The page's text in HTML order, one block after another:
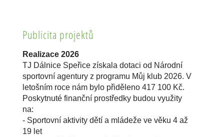
Publicita projektů
Realizace 2026
TJ Dálnice Speřice získala dotaci od Národní
sportovní agentury z programu Můj klub 2026. V
letošním roce nám bylo přiděleno 417 100 Kč.
Poskytnuté finanční prostředky budou využity
na:
- Sportovní aktivity dětí a mládeže ve věku 4 až
19 let